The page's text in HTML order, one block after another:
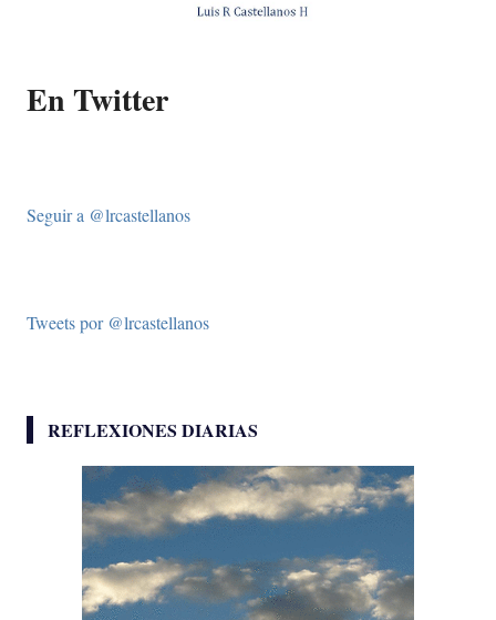
En Twitter
Seguir a @lrcastellanos
Tweets por @lrcastellanos
REFLEXIONES DIARIAS